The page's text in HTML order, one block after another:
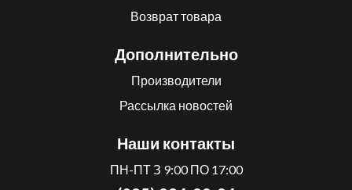
Возврат товара
Дополнительно
Производители
Рассылка новостей
Наши контакты
ПН-ПТ З 9:00 ПО 17:00